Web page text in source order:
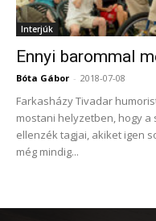
Interjúk
Ennyi barommal
Bóta Gábor - 2018-07-08
Farkasházy Tivadar
mostani helyzetben, hogy
ellenzék tagjai, akiket igen
még mindig...